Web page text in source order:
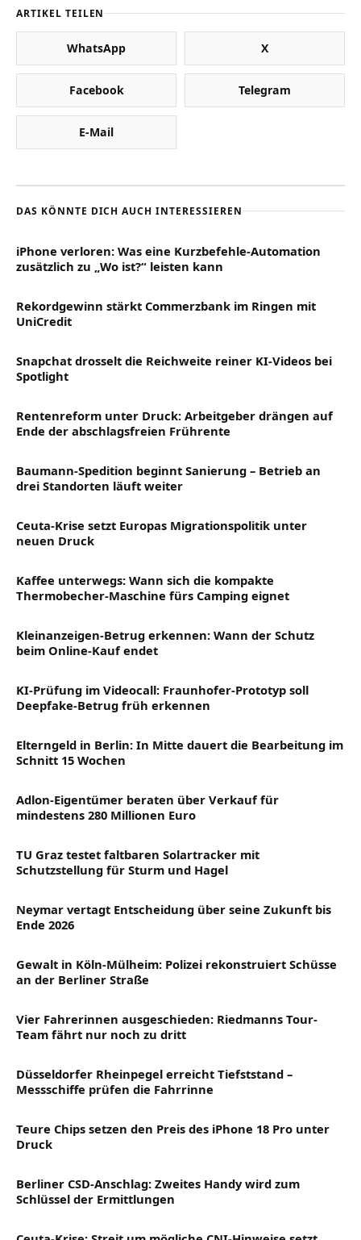
ARTIKEL TEILEN
WhatsApp X
Facebook Telegram
E-Mail
DAS KÖNNTE DICH AUCH INTERESSIEREN
iPhone verloren: Was eine Kurzbefehle-Automation
zusätzlich zu „Wo ist?“ leisten kann
Rekordgewinn stärkt Commerzbank im Ringen mit
UniCredit
Snapchat drosselt die Reichweite reiner KI-Videos bei
Spotlight
Rentenreform unter Druck: Arbeitgeber drängen auf
Ende der abschlagsfreien Frührente
Baumann-Spedition beginnt Sanierung – Betrieb an
drei Standorten läuft weiter
Ceuta-Krise setzt Europas Migrationspolitik unter
neuen Druck
Kaffee unterwegs: Wann sich die kompakte
Thermobecher-Maschine fürs Camping eignet
Kleinanzeigen-Betrug erkennen: Wann der Schutz
beim Online-Kauf endet
KI-Prüfung im Videocall: Fraunhofer-Prototyp soll
Deepfake-Betrug früh erkennen
Elterngeld in Berlin: In Mitte dauert die Bearbeitung im
Schnitt 15 Wochen
Adlon-Eigentümer beraten über Verkauf für
mindestens 280 Millionen Euro
TU Graz testet faltbaren Solartracker mit
Schutzstellung für Sturm und Hagel
Neymar vertagt Entscheidung über seine Zukunft bis
Ende 2026
Gewalt in Köln-Mülheim: Polizei rekonstruiert Schüsse
an der Berliner Straße
Vier Fahrerinnen ausgeschieden: Riedmanns Tour-
Team fährt nur noch zu dritt
Düsseldorfer Rheinpegel erreicht Tiefststand –
Messschiffe prüfen die Fahrrinne
Teure Chips setzen den Preis des iPhone 18 Pro unter
Druck
Berliner CSD-Anschlag: Zweites Handy wird zum
Schlüssel der Ermittlungen